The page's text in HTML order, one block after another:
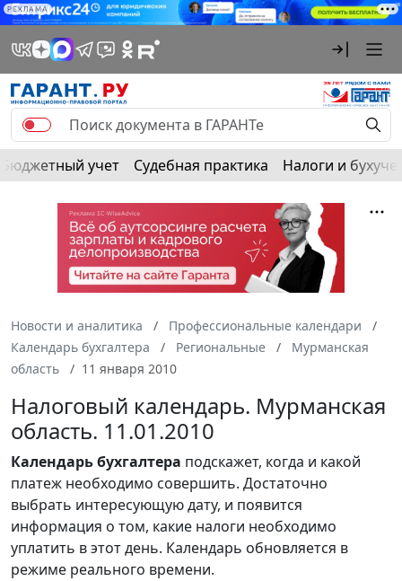
РЕКЛАМА
Бюджетный учет Судебная практика Налоги и
Новости и аналитика
Профессиональные календари
Календарь бухгалтера
Региональные
Мурманская
область
11 января 2010
Налоговый календарь. Мурманская
область. 11.01.2010
Календарьбухгалтера подскажет, когда и какой
платеж необходимо совершить. Достаточно
выбрать интересующую дату, и появится
информация о том, какие налоги необходимо
уплатить в этот день. Календарь обновляется в
режиме реального времени.